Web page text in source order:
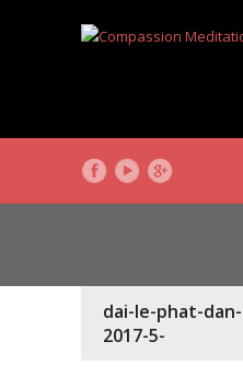
dai-le-phat-
2017-5-